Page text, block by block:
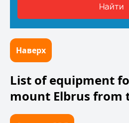
Наверх
List of equipment
mount Elbrus from